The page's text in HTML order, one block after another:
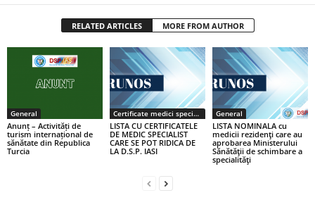
RELATED ARTICLES MORE FROM AUTHOR
General
Anunț – Activități de
turism internațional de
sănătate din Republica
Turcia
Certificate medici specialiști / primari
LISTA CU CERTIFICATELE
DE MEDIC SPECIALIST
CARE SE POT RIDICA DE
LA D.S.P. IASI
General
LISTA NOMINALA cu
medicii rezidenţi care au
aprobarea Ministerului
Sănătăţii de schimbare a
specialităţi